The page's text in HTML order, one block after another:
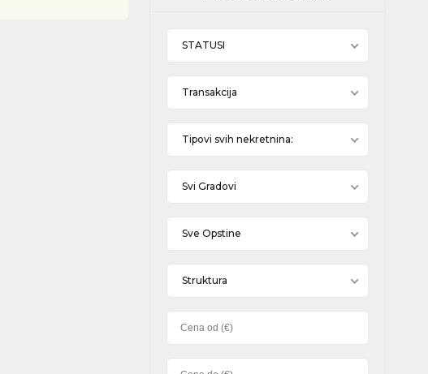
STATUSI
Transakcija
Tipovi svih nekretnina:
Svi Gradovi
Sve Opstine
Struktura